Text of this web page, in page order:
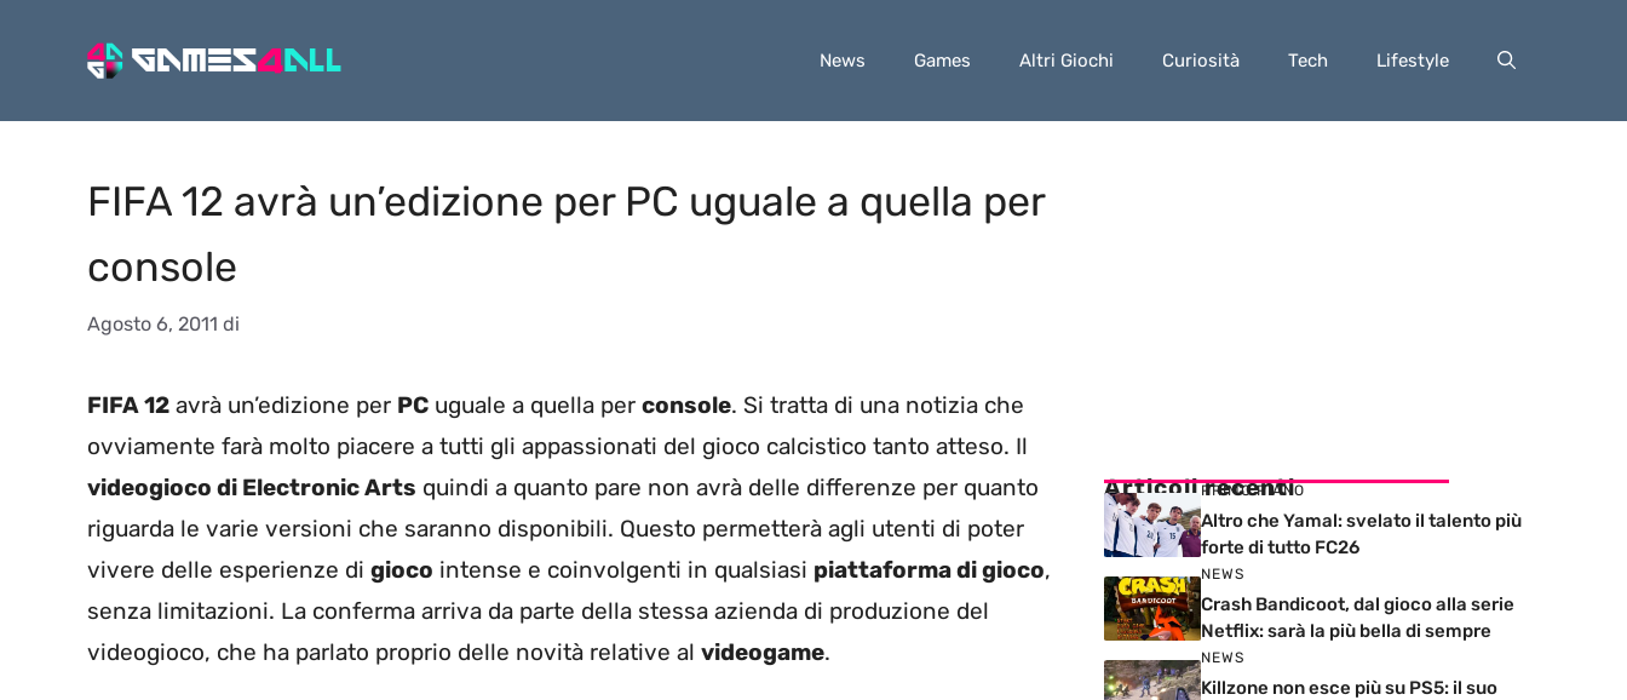
News Games Altri Giochi Curiosità Tech Lifestyle
FIFA 12 avrà un’edizione per PC uguale a quella per
console
Agosto 6, 2011 di
FIFA 12 avrà un’edizione per PC uguale a quella per console. Si tratta di una notizia che
ovviamente farà molto piacere a tutti gli appassionati del gioco calcistico tanto atteso. Il
videogioco di Electronic Arts quindi a quanto pare non avrà delle differenze per quanto
riguarda le varie versioni che saranno disponibili. Questo permetterà agli utenti di poter
vivere delle esperienze di gioco intense e coinvolgenti in qualsiasi piattaforma di gioco,
senza limitazioni. La conferma arriva da parte della stessa azienda di produzione del
videogioco, che ha parlato proprio delle novità relative al videogame.
Articoli recenti
PRIMO PIANO
Altro che Yamal: svelato il talento più
forte di tutto FC26
NEWS
Crash Bandicoot, dal gioco alla serie
Netflix: sarà la più bella di sempre
NEWS
Killzone non esce più su PS5: il suo